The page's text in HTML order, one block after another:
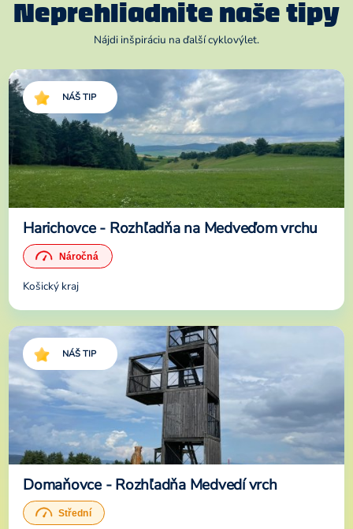
Neprehliadnite naše tipy
Nájdi inšpiráciu na ďalší cyklovýlet.
NÁŠ TIP
Harichovce - Rozhľadňa na Medveďom vrchu
Košický kraj
NÁŠ TIP
Domaňovce - Rozhľadňa Medvedí vrch